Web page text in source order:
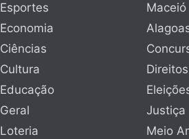
Esportes
Maceió
Economia
Ciências
Cultura
Educação
Geral
Justiça
Loteria
Meio